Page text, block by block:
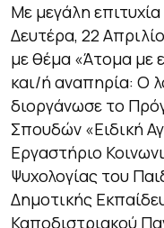
Με μεγάλη
Δευτέρα, 22
με θέμα «Άτομα με
και/ή αναπηρία: Ο
διοργάνωσε το
Σπουδών «Ειδική
Εργαστήριο
Ψυχολογίας του
Δημοτικής
Καποδιστριακού